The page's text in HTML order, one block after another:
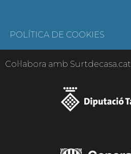
POLÍTICA DE COOKIES
Col·labora amb Surtdecasa.cat